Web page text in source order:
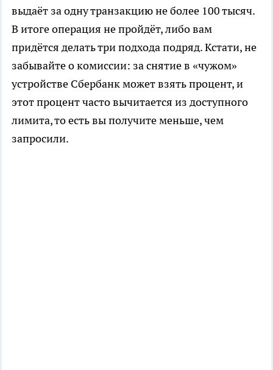
выдаёт за одну транзакцию не более 100 тысяч.
В итоге операция не пройдёт, либо вам
придётся делать три подхода подряд. Кстати, не
забывайте о комиссии: за снятие в «чужом»
устройстве Сбербанк может взять процент, и
этот процент часто вычитается из доступного
лимита, то есть вы получите меньше, чем
запросили.